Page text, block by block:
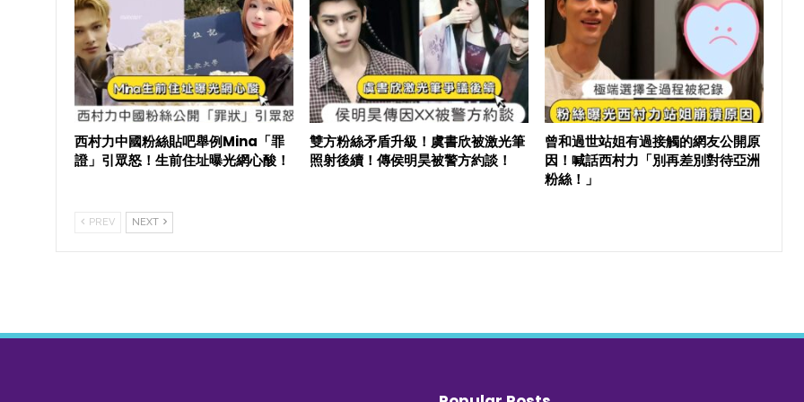
西村力中國粉絲貼吧舉例Mina「罪
證」引眾怒！生前住址曝光網心酸！
雙方粉絲矛盾升級！虞書欣被激光筆
照射後續！傳侯明昊被警方約談！
曾和過世站姐有過接觸的網友公開原
因！喊話西村力「別再差別對待亞洲
粉絲！」
PREV NEXT